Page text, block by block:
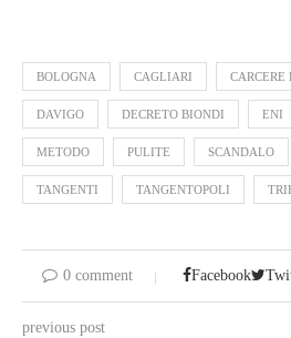
BOLOGNA CAGLIARI CARCERE
DAVIGO DECRETO BIONDI ENI
METODO PULITE SCANDALO
TANGENTI TANGENTOPOLI
0 comment Facebook
previous post